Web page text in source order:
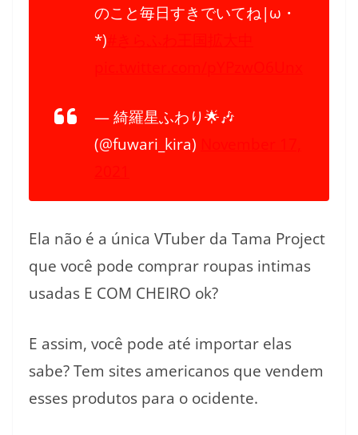
のこと毎日すきでいてね|ω・
*)
— 綺羅星ふわり🌟🎶
(@fuwari_kira)
Ela não é a única VTuber da Tama Project
que você pode comprar roupas intimas
usadas E COM CHEIRO ok?
E assim, você pode até importar elas
sabe? Tem sites americanos que vendem
esses produtos para o ocidente.